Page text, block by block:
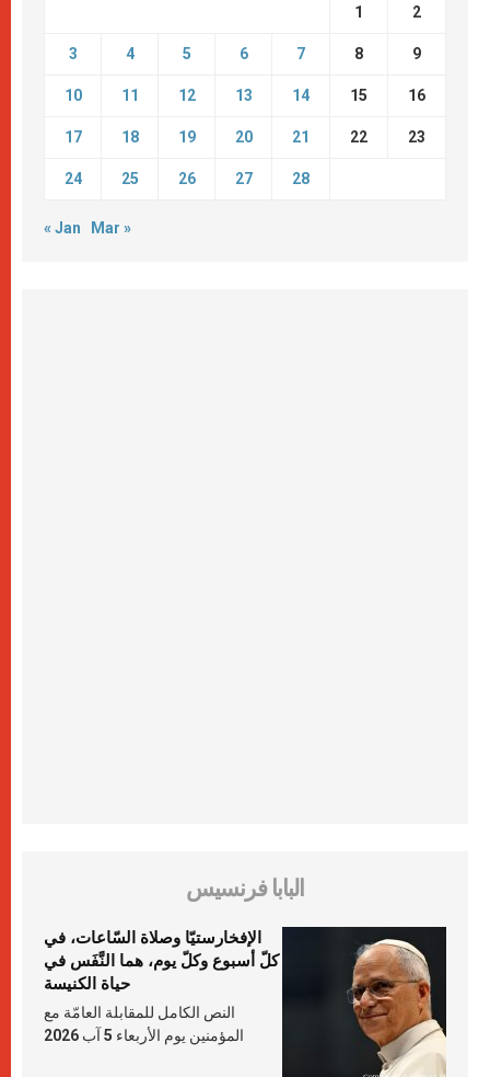
1 2
3 4 5 6 7 8 9
10 11 12 13 14 15 16
17 18 19 20 21 22 23
24 25 26 27 28
« Jan Mar »
البابا فرنسيس
الإفخارستيّا وصلاة السّاعات، في
كلّ أسبوع وكلّ يوم، هما النَّفَس في
حياة الكنيسة
النص الكامل للمقابلة العامّة مع
المؤمنين يوم الأربعاء 5 آب 2026